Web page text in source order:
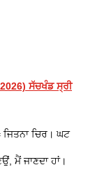
ਸੱਚਖੰਡ ਸ੍ਰੀ
ਜਿਤਨਾ ਚਿਰ। ਘਟ
ਮੈਂ ਜਾਣਦਾ ਹਾਂ।